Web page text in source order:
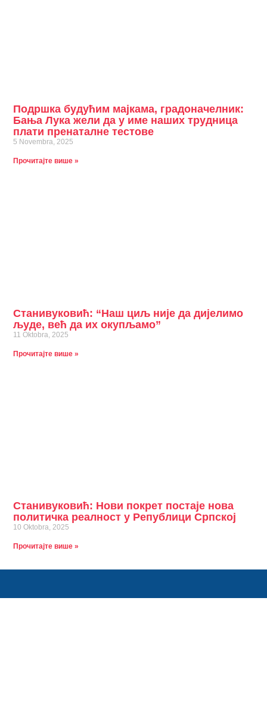
Подршка будућим мајкама, градоначелник:
Бања Лука жели да у име наших трудница
плати пренаталне тестове
5 Novembra, 2025
Прочитајте више »
Станивуковић: “Наш циљ није да дијелимо
људе, већ да их окупљамо”
11 Oktobra, 2025
Прочитајте више »
Станивуковић: Нови покрет постаје нова
политичка реалност у Републици Српској
10 Oktobra, 2025
Прочитајте више »